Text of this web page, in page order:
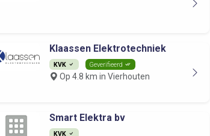
Klaassen Elektrotechniek
KVK Geverifieerd
Op 4.8 km in Vierhouten
Smart Elektra bv
KVK